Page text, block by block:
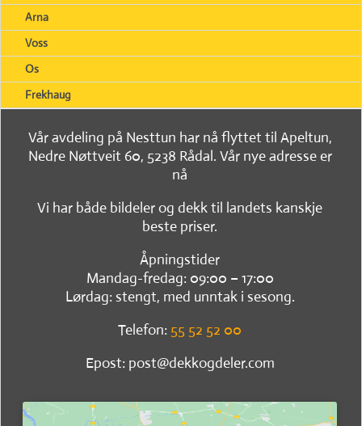
Arna
Voss
Os
Frekhaug
Vår avdeling på Nesttun har nå flyttet til Apeltun,
Nedre Nøttveit 60, 5238 Rådal. Vår nye adresse er
nå
Vi har både bildeler og dekk til landets kanskje
beste priser.
Åpningstider
Mandag-fredag: 09:00 – 17:00
Lørdag: stengt, med unntak i sesong.
Telefon: 55 52 52 00
Epost: post@dekkogdeler.com